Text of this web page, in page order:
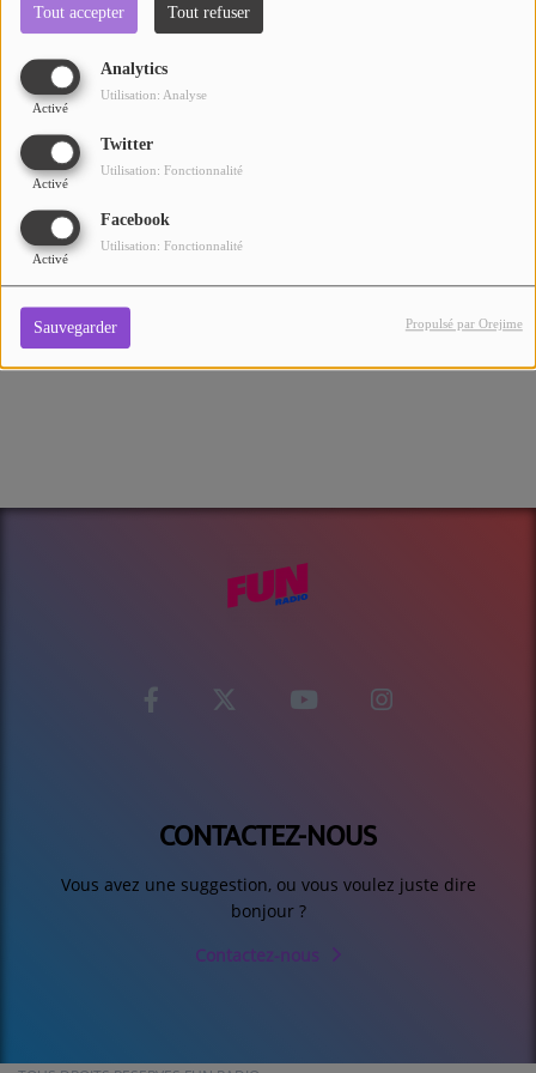
Tout accepter Tout refuser
Analytics
Activé
Utilisation: Analyse
Twitter
Activé
Utilisation: Fonctionnalité
Facebook
Activé
Utilisation: Fonctionnalité
Sauvegarder Propulsé par Orejime
REUNION.
Commentaires(0)
CONTACTEZ-NOUS
Vous avez une suggestion, ou vous voulez juste dire
bonjour ?
Contactez-nous